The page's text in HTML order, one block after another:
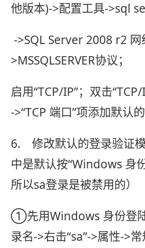
他版本)->配置工具->sql
->SQL Server 2008 r2 网
>MSSQLSERVER协议；
启用“TCP/IP”；双击
->“TCP 端口”项添加默认的
6. 修改默认的登录验证
中是默认按“Windows 身
所以sa登录是被禁用的）
①先用Windows 身份登
录名->右击“sa”->属性->